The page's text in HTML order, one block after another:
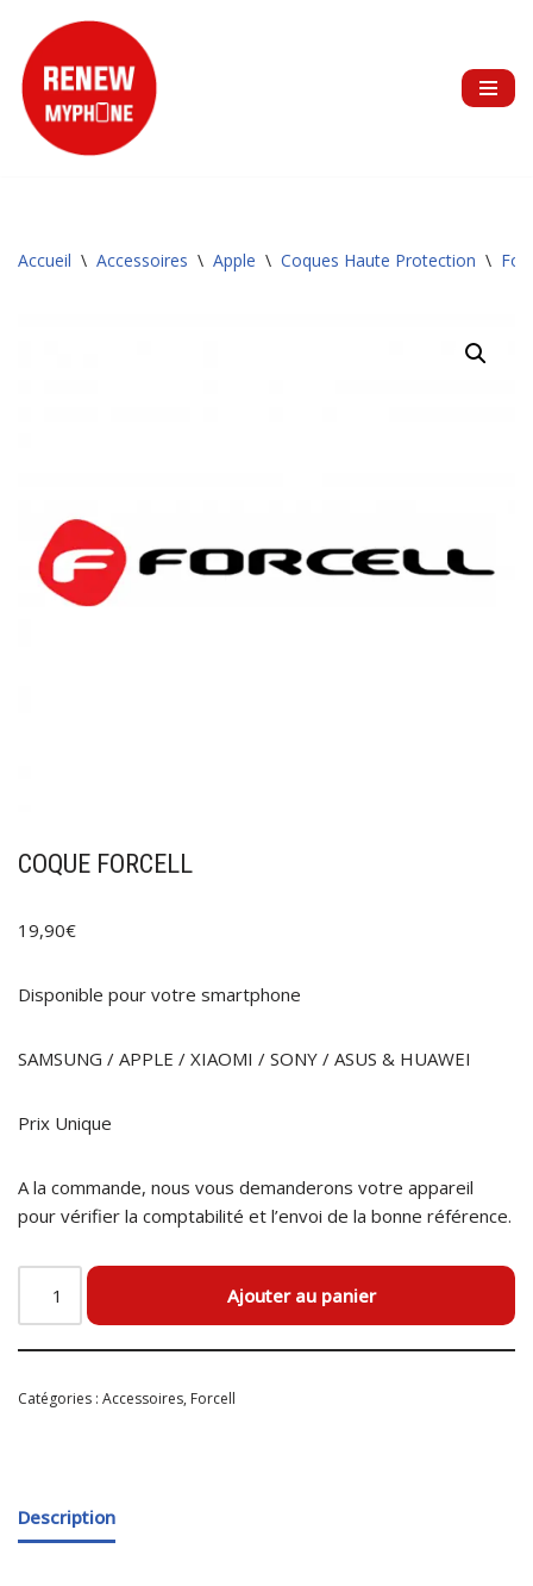
Aller
au
contenu
Accueil \ Accessoires \ Apple \ Coques Haute Protection \
COQUE FORCELL
19,90€
Disponible pour votre smartphone
SAMSUNG / APPLE / XIAOMI / SONY / ASUS & HUAWEI
Prix Unique
A la commande, nous vous demanderons votre appareil
pour vérifier la comptabilité et l’envoi de la bonne référence.
Ajouter au panier
Catégories : Accessoires, Forcell
Description